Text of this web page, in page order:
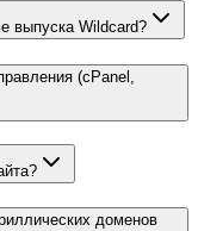
выпуска Wildcard?
(cPanel,
доменов